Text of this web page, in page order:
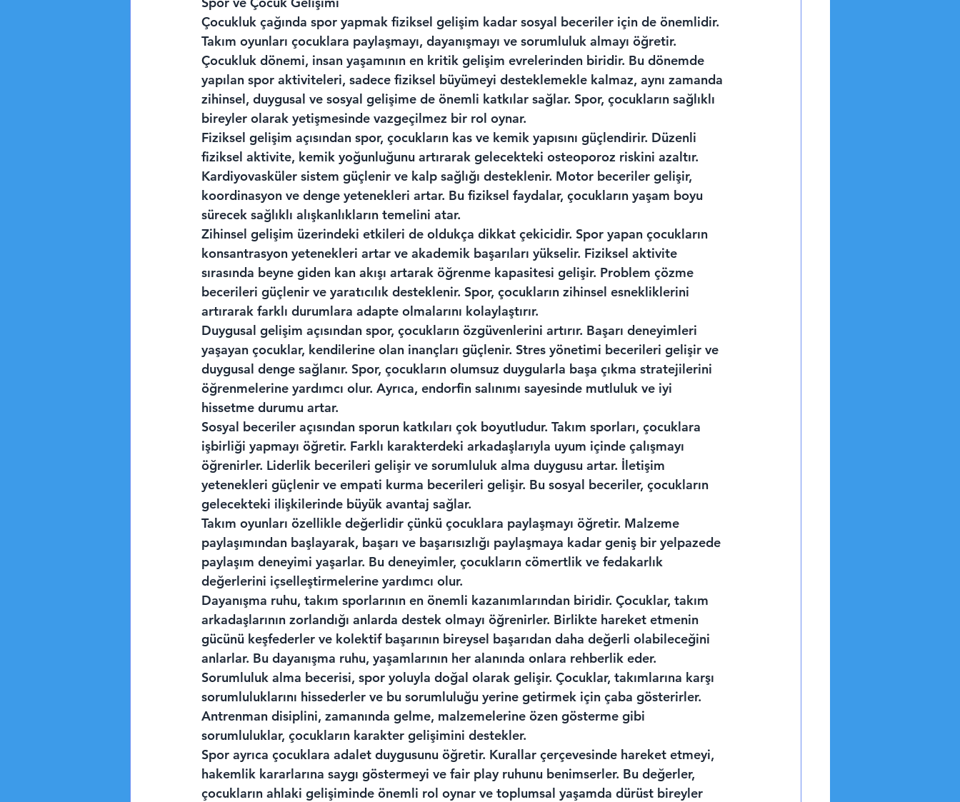
Çocukluk çağında spor yapmak fiziksel gelişim kadar sosyal beceriler için de önemlidir.
Takım oyunları çocuklara paylaşmayı, dayanışmayı ve sorumluluk almayı öğretir.
Çocukluk dönemi, insan yaşamının en kritik gelişim evrelerinden biridir. Bu dönemde
yapılan spor aktiviteleri, sadece fiziksel büyümeyi desteklemekle kalmaz, aynı zamanda
zihinsel, duygusal ve sosyal gelişime de önemli katkılar sağlar. Spor, çocukların sağlıklı
bireyler olarak yetişmesinde vazgeçilmez bir rol oynar.
Fiziksel gelişim açısından spor, çocukların kas ve kemik yapısını güçlendirir. Düzenli
fiziksel aktivite, kemik yoğunluğunu artırarak gelecekteki osteoporoz riskini azaltır.
Kardiyovasküler sistem güçlenir ve kalp sağlığı desteklenir. Motor beceriler gelişir,
koordinasyon ve denge yetenekleri artar. Bu fiziksel faydalar, çocukların yaşam boyu
sürecek sağlıklı alışkanlıkların temelini atar.
Zihinsel gelişim üzerindeki etkileri de oldukça dikkat çekicidir. Spor yapan çocukların
konsantrasyon yetenekleri artar ve akademik başarıları yükselir. Fiziksel aktivite
sırasında beyne giden kan akışı artarak öğrenme kapasitesi gelişir. Problem çözme
becerileri güçlenir ve yaratıcılık desteklenir. Spor, çocukların zihinsel esnekliklerini
artırarak farklı durumlara adapte olmalarını kolaylaştırır.
Duygusal gelişim açısından spor, çocukların özgüvenlerini artırır. Başarı deneyimleri
yaşayan çocuklar, kendilerine olan inançları güçlenir. Stres yönetimi becerileri gelişir ve
duygusal denge sağlanır. Spor, çocukların olumsuz duygularla başa çıkma stratejilerini
öğrenmelerine yardımcı olur. Ayrıca, endorfin salınımı sayesinde mutluluk ve iyi
hissetme durumu artar.
Sosyal beceriler açısından sporun katkıları çok boyutludur. Takım sporları, çocuklara
işbirliği yapmayı öğretir. Farklı karakterdeki arkadaşlarıyla uyum içinde çalışmayı
öğrenirler. Liderlik becerileri gelişir ve sorumluluk alma duygusu artar. İletişim
yetenekleri güçlenir ve empati kurma becerileri gelişir. Bu sosyal beceriler, çocukların
gelecekteki ilişkilerinde büyük avantaj sağlar.
Takım oyunları özellikle değerlidir çünkü çocuklara paylaşmayı öğretir. Malzeme
paylaşımından başlayarak, başarı ve başarısızlığı paylaşmaya kadar geniş bir yelpazede
paylaşım deneyimi yaşarlar. Bu deneyimler, çocukların cömertlik ve fedakarlık
değerlerini içselleştirmelerine yardımcı olur.
Dayanışma ruhu, takım sporlarının en önemli kazanımlarından biridir. Çocuklar, takım
arkadaşlarının zorlandığı anlarda destek olmayı öğrenirler. Birlikte hareket etmenin
gücünü keşfederler ve kolektif başarının bireysel başarıdan daha değerli olabileceğini
anlarlar. Bu dayanışma ruhu, yaşamlarının her alanında onlara rehberlik eder.
Sorumluluk alma becerisi, spor yoluyla doğal olarak gelişir. Çocuklar, takımlarına karşı
sorumluluklarını hissederler ve bu sorumluluğu yerine getirmek için çaba gösterirler.
Antrenman disiplini, zamanında gelme, malzemelerine özen gösterme gibi
sorumluluklar, çocukların karakter gelişimini destekler.
Spor ayrıca çocuklara adalet duygusunu öğretir. Kurallar çerçevesinde hareket etmeyi,
hakemlik kararlarına saygı göstermeyi ve fair play ruhunu benimserler. Bu değerler,
çocukların ahlaki gelişiminde önemli rol oynar ve toplumsal yaşamda dürüst bireyler